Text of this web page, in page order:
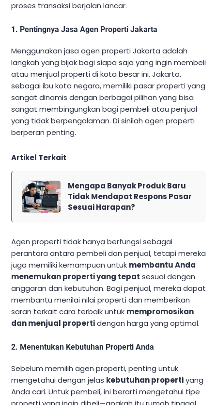
proses transaksi berjalan lancar.
1. Pentingnya Jasa Agen Properti Jakarta
Menggunakan jasa agen properti Jakarta adalah
langkah yang bijak bagi siapa saja yang ingin membeli
atau menjual properti di kota besar ini. Jakarta,
sebagai ibu kota negara, memiliki pasar properti yang
sangat dinamis dengan berbagai pilihan yang bisa
sangat membingungkan bagi pembeli atau penjual
yang tidak berpengalaman. Di sinilah agen properti
berperan penting.
Artikel Terkait
Mengapa Banyak Produk Baru
Tidak Mendapat Respons Pasar
Sesuai Harapan?
Agen properti tidak hanya berfungsi sebagai
perantara antara pembeli dan penjual, tetapi mereka
juga memiliki kemampuan untuk membantu Anda
menemukan properti yang tepat sesuai dengan
anggaran dan kebutuhan. Bagi penjual, mereka dapat
membantu menilai nilai properti dan memberikan
saran terkait cara terbaik untuk mempromosikan
dan menjual propertidengan harga yang optimal.
2. Menentukan Kebutuhan Properti Anda
Sebelum memilih agen properti, penting untuk
mengetahui dengan jelas kebutuhan propertiyang
Anda cari. Untuk pembeli, ini berarti mengetahui tipe